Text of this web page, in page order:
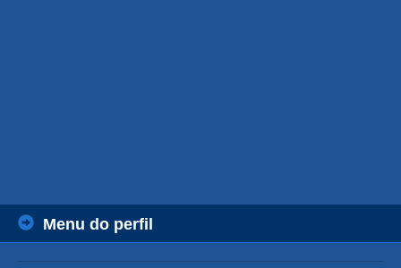
Menu do perfil